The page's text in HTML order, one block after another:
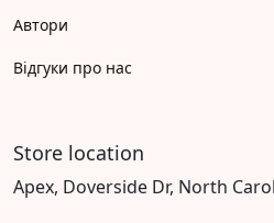
Автори
Відгуки про нас
Store location
Apex, Doverside Dr, North